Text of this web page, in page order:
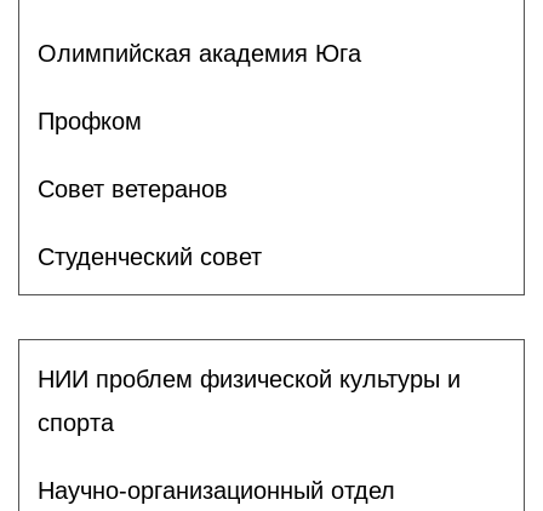
Олимпийская академия Юга
Профком
Совет ветеранов
Студенческий совет
НИИ проблем физической культуры и
спорта
Научно-организационный отдел